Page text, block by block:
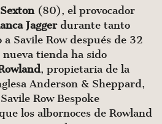
(80), el provocador
Jaggerdurante tanto
Savile Row después de 32
nueva tienda ha sido
, propietaria de la
Anderson & Sheppard,
Row Bespoke
los albornoces de Rowland